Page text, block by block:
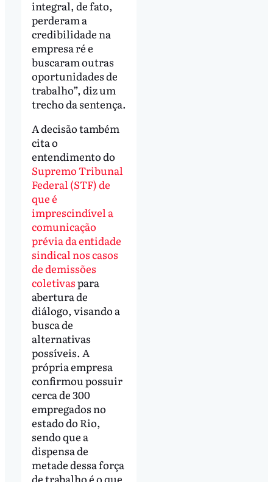
integral, de fato,
perderam a
credibilidade na
empresa ré e
buscaram outras
oportunidades de
trabalho”, diz um
trecho da sentença.
A decisão também
cita o
entendimento do
Supremo Tribunal
Federal (STF) de
que é
imprescindível a
comunicação
prévia da entidade
sindical nos casos
de demissões
coletivaspara
abertura de
diálogo, visando a
busca de
alternativas
possíveis. A
própria empresa
confirmou possuir
cerca de 300
empregados no
estado do Rio,
sendo que a
dispensa de
metade dessa força
de trabalho é o que